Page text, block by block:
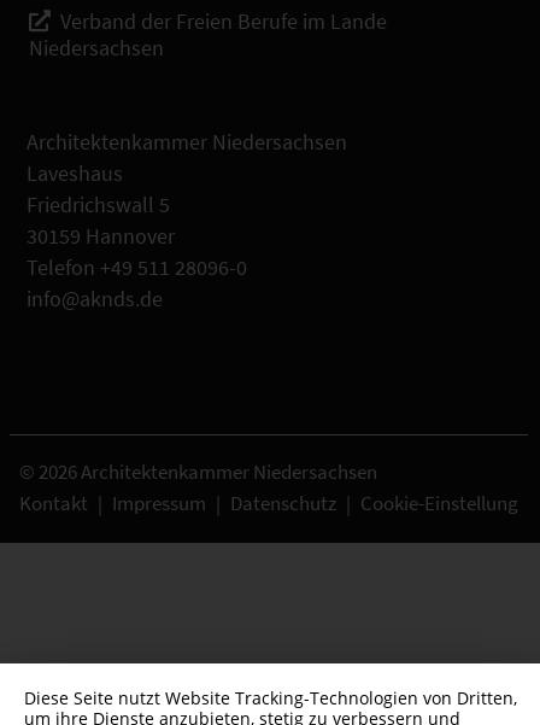
Verband der Freien Berufe im Lande
Niedersachsen
Architektenkammer Niedersachsen
Laveshaus
Friedrichswall 5
30159 Hannover
Telefon +49 511 28096-0
info@aknds.de
© 2026 Architektenkammer Niedersachsen
Kontakt | Impressum | Datenschutz | Cookie-Einstellung
Diese Seite nutzt Website Tracking-Technologien von Dritten,
um ihre Dienste anzubieten, stetig zu verbessern und